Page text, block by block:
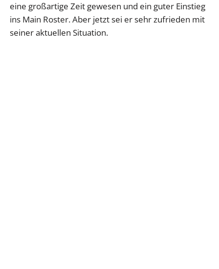
eine großartige Zeit gewesen und ein guter Einstieg
ins Main Roster. Aber jetzt sei er sehr zufrieden mit
seiner aktuellen Situation.